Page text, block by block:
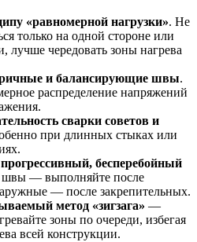
«равномерной нагрузки». Не
только на одной стороне или
лучше чередовать зоны нагрева
и балансирующие швы.
распределение напряжений
сварки советов и
при длинных стыках или
бесперебойный
швы — выполняйте после
— после закрепительных.
метод «зигзага» —
зоны по очереди, избегая
всей конструкции.